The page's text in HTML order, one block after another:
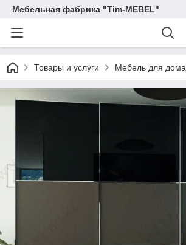
Мебельная фабрика "Tim-MEBEL"
Товары и услуги Мебель для дома